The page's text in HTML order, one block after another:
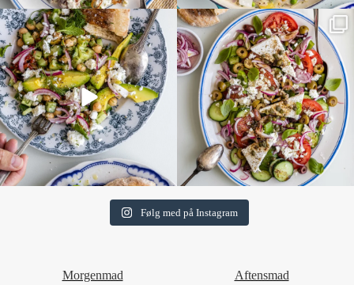
Følg med på Instagram
Morgenmad Aftensmad